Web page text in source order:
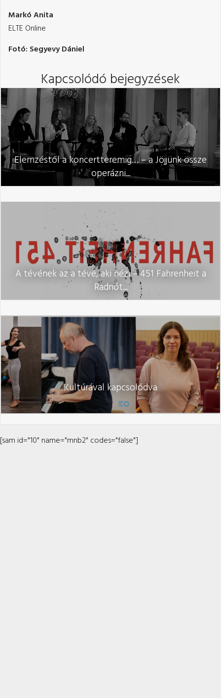
Markó Anita
ELTE Online
Fotó: Segyevy Dániel
Kapcsolódó bejegyzések
Elemzéstől a koncertteremig… – a Jöjjünk össze
operázni...
A tévének az a tévé, aki nézi – 451 Fahrenheit a
Radnót...
Kultúrával kapcsolódva
[sam id="10" name="mnb2" codes="false"]